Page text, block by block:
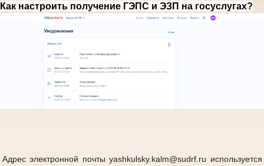
Как настроить получение ГЭПС и ЭЗП на госуслугах?
Адрес электронной почты yashkulsky.kalm@sudrf.ru используется